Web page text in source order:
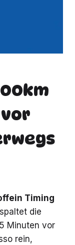
vor
Timing
die
Minuten vor
rein,